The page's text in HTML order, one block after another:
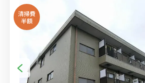
清掃費
半額